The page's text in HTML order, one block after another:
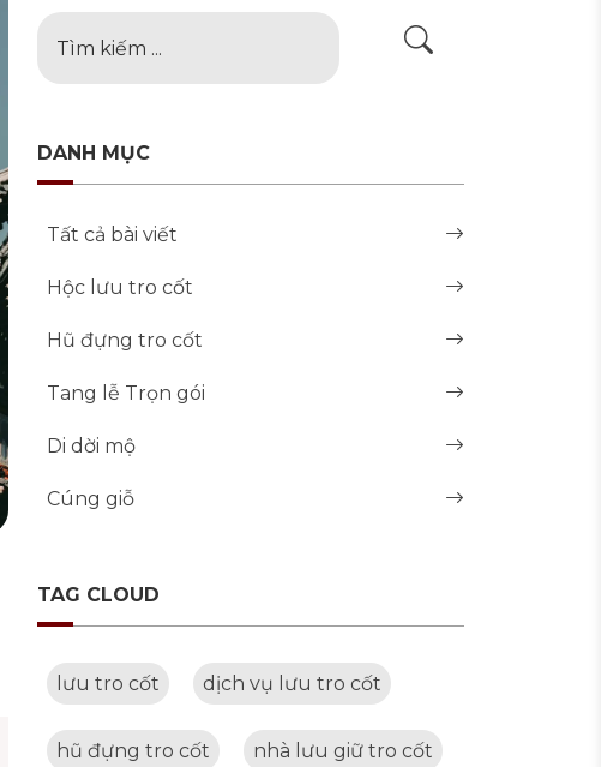
DANH MỤC
Tất cả bài viết
Hộc lưu tro cốt
Hũ đựng tro cốt
Tang lễ Trọn gói
Di dời mộ
Cúng giỗ
TAG CLOUD
lưu tro cốt dịch vụ lưu tro cốt
hũ đựng tro cốt nhà lưu giữ tro cốt